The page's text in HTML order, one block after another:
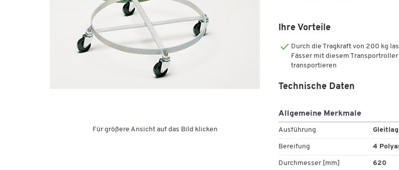
Für größere Ansicht auf das Bild klicken
Ihre Vorteile
Durch die Tragkraft von 200 kg
Fässer mit diesem
transportieren
Technische Daten
Allgemeine Merkmale
Ausführung
Bereifung 4
Durchmesser [mm] 620